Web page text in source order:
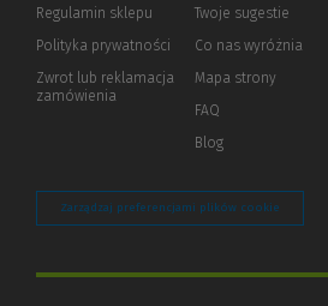
Regulamin sklepu
Polityka prywatności (Nowe
(Link
innej
Zwrot lub reklamacja
zamówienia
innej
strony)
Twoje sugestie
Co nas wyróżnia
Mapa strony
FAQ
Blog
Zarządzaj preferencjami plików cookie